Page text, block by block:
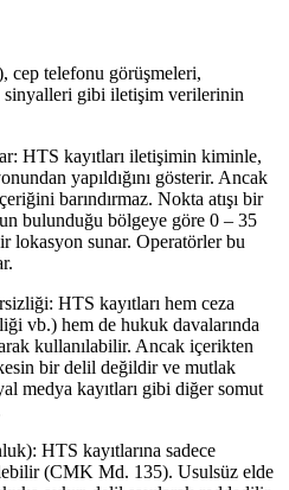
cep telefonu görüşmeleri,
sinyalleri gibi iletişim verilerinin
HTS kayıtları iletişimin kiminle,
yapıldığını gösterir. Ancak
barındırmaz. Nokta atışı bir
bulunduğu bölgeye göre 0 – 35
lokasyon sunar. Operatörler bu
HTS kayıtları hem ceza
vb.) hem de hukuk davalarında
kullanılabilir. Ancak içerikten
bir delil değildir ve mutlak
medya kayıtları gibi diğer somut
HTS kayıtlarına sadece
(CMK Md. 135). Usulsüz elde